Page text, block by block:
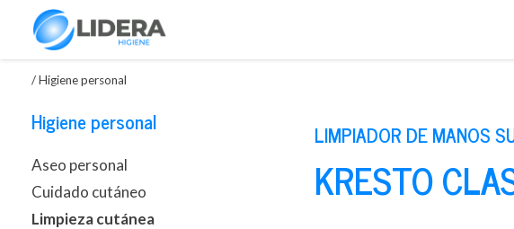
/Higiene personal
Higiene personal
Aseo personal
Cuidado cutáneo
Limpieza cutánea
LIMPIADOR DE MANOS
KRESTO